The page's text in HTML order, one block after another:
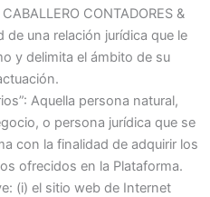
CONTADORES &
de una relación jurídica que le
y delimita el ámbito de su
Aquella persona natural,
o persona jurídica que se
con la finalidad de adquirir los
ofrecidos en la Plataforma.
(i) el sitio web de Internet